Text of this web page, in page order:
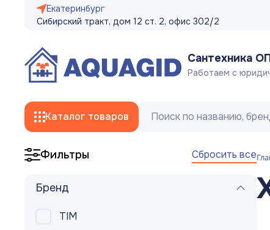
Екатеринбург
Сибирский тракт, дом 12 ст. 2, офис 302/2
Сантехника
Работаем с
Каталог товаров
Фильтры Сбросить все
Бренд
TIM